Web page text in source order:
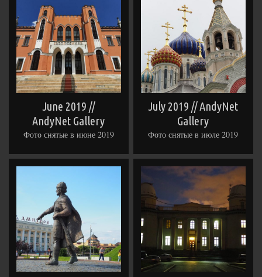
June 2019 //
AndyNet Gallery
Фото снятые в июне 2019
July 2019 // AndyNet
Gallery
Фото снятые в июле 2019